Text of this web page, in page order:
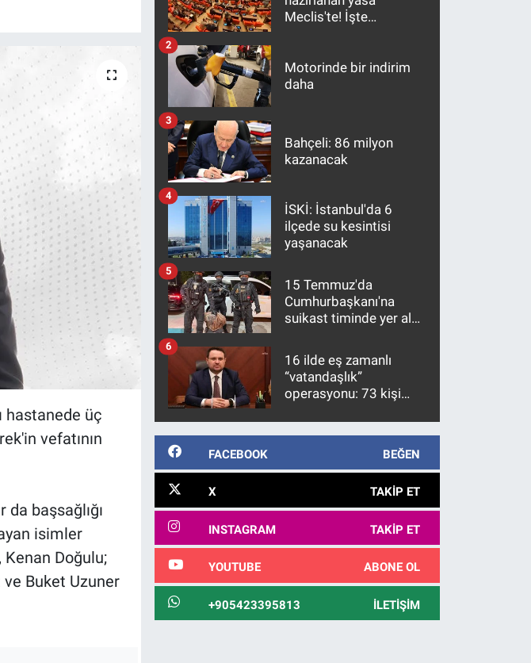
hastanede üç
vefatının
da başsağlığı
isimler
Kenan Doğulu;
Buket Uzuner
Meclis'te! İşte
Motorinde bir indirim
daha
2
Bahçeli: 86 milyon
kazanacak
3
İSKİ: İstanbul'da 6
ilçede su kesintisi
yaşanacak
4
15 Temmuz'da
Cumhurbaşkanı'na
suikast timinde yer alan
10 yıl sonra yakalandı
5
16 ilde eş zamanlı
“vatandaşlık”
operasyonu: 73 kişi
6
FACEBOOK BEĞEN
X TAKIP ET
INSTAGRAM TAKIP ET
YOUTUBE ABONE OL
+905423395813 İLETIŞIM